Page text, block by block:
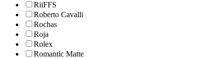
RiiFFS
Roberto Cavalli
Rochas
Roja
Rolex
Romantic Matte